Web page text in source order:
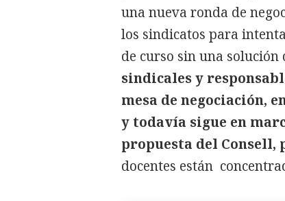
una nueva ronda de
los sindicatos para
de curso sin una
sindicales y
mesa de negociación,
y todavía sigue en
propuesta del Consell,
docentes están